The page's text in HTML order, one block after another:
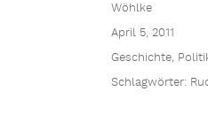
Wöhlke
April 5, 2011
Geschichte,
Schlagwörter: